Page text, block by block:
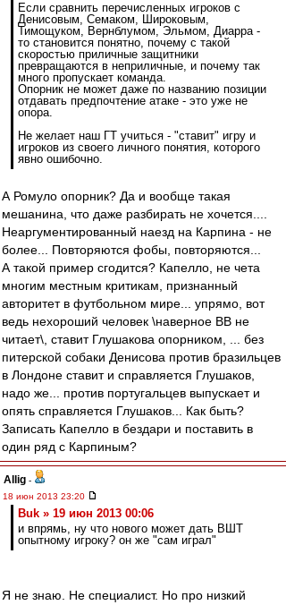
Если сравнить перечисленных игроков с
Денисовым, Семаком, Широковым,
Тимощуком, Вернблумом, Эльмом, Диарра -
то становится понятно, почему с такой
скоростью приличные защитники
превращаются в неприличные, и почему так
много пропускает команда.
Опорник не может даже по названию позиции
отдавать предпочтение атаке - это уже не
опора.
Не желает наш ГТ учиться - "ставит" игру и
игроков из своего личного понятия, которого
явно ошибочно.
А Ромуло опорник? Да и вообще такая
мешанина, что даже разбирать не хочется....
Неаргументированный наезд на Карпина - не
более... Повторяются фобы, повторяются...
А такой пример сгодится? Капелло, не чета
многим местным критикам, признанный
авторитет в футбольном мире... упрямо, вот
ведь нехороший человек \наверное ВВ не
читает\, ставит Глушакова опорником, ... без
питерской собаки Денисова против бразильцев
в Лондоне ставит и справляется Глушаков,
надо же... против португальцев выпускает и
опять справляется Глушаков... Как быть?
Записать Капелло в бездари и поставить в
один ряд с Карпиным?
Allig -
18 июн 2013 23:20
Buk » 19 июн 2013 00:06
и впрямь, ну что нового может дать ВШТ
опытному игроку? он же "сам играл"
Я не знаю. Не специалист. Но про низкий